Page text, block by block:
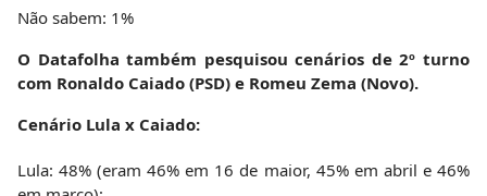
Não sabem: 1%
O Datafolha também pesquisou cenários de 2º turno
com Ronaldo Caiado (PSD) e Romeu Zema (Novo).
Cenário Lula x Caiado:
Lula: 48% (eram 46% em 16 de maior, 45% em abril e 46%